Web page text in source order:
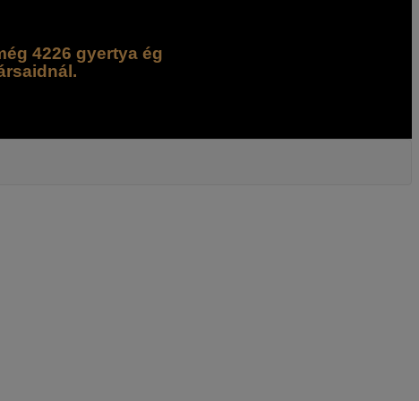
4226 gyertya ég